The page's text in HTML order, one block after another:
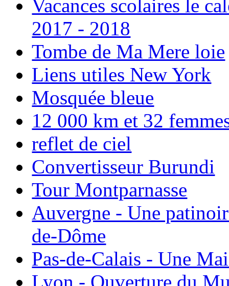
Vacances scolaires le
2017 - 2018
Tombe de Ma Mere loie
Liens utiles New York
Mosquée bleue
12 000 km et 32
reflet de ciel
Convertisseur Burundi
Tour Montparnasse
Auvergne - Une
de-Dôme
Pas-de-Calais - Une
Lyon - Ouverture du